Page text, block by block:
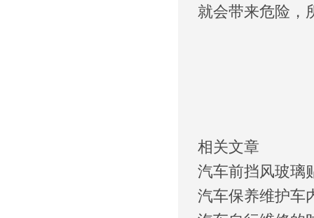
就会带来危险，
相关文章
汽车前挡风玻璃
汽车保养维护车